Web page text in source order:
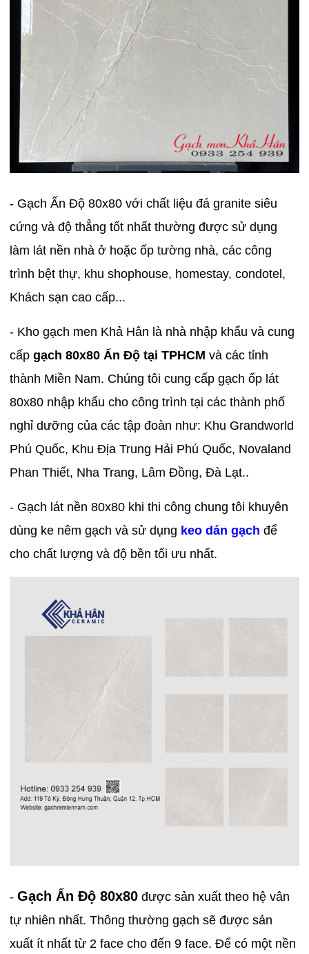
- Gạch Ấn Độ 80x80 với chất liệu đá granite siêu
cứng và độ thẳng tốt nhất thường được sử dụng
làm lát nền nhà ở hoặc ốp tường nhà, các công
trình bệt thự, khu shophouse, homestay, condotel,
Khách sạn cao cấp...
- Kho gạch men Khả Hân là nhà nhập khẩu và cung
cấpgạch 80x80 Ấn Độ tại TPHCM và các tỉnh
thành Miền Nam. Chúng tôi cung cấp gạch ốp lát
80x80 nhập khẩu cho công trình tại các thành phố
nghỉ dưỡng của các tập đoàn như: Khu Grandworld
Phú Quốc, Khu Địa Trung Hải Phú Quốc, Novaland
Phan Thiết, Nha Trang, Lâm Đồng, Đà Lạt..
- Gạch lát nền 80x80 khi thi công chung tôi khuyên
dùng ke nêm gạch và sử dụng keo dán gạch để
cho chất lượng và độ bền tối ưu nhất.
-Gạch Ấn Độ 80x80 được sản xuất theo hệ vân
tự nhiên nhất. Thông thường gạch sẽ được sản
xuất ít nhất từ 2 face cho đến 9 face. Để có một nền